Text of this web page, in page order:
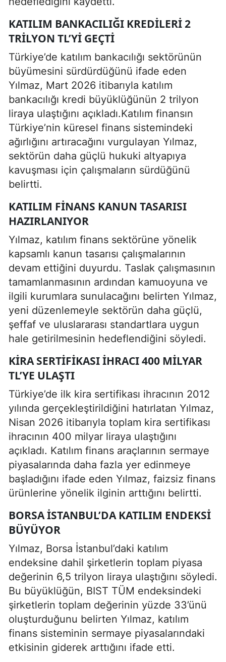
KATILIM BANKACILIĞI KREDILERI 2
TRILYON TL’YI GEÇTI
Türkiye’de katılım bankacılığı sektörünün
büyümesini sürdürdüğünü ifade eden
Yılmaz, Mart 2026 itibarıyla katılım
bankacılığı kredi büyüklüğünün 2 trilyon
liraya ulaştığını açıkladı.Katılım finansın
Türkiye’nin küresel finans sistemindeki
ağırlığını artıracağını vurgulayan Yılmaz,
sektörün daha güçlü hukuki altyapıya
kavuşması için çalışmaların sürdüğünü
belirtti.
KATILIM FINANS KANUN TASARISI
HAZIRLANIYOR
Yılmaz, katılım finans sektörüne yönelik
kapsamlı kanun tasarısı çalışmalarının
devam ettiğini duyurdu. Taslak çalışmasının
tamamlanmasının ardından kamuoyuna ve
ilgili kurumlara sunulacağını belirten Yılmaz,
yeni düzenlemeyle sektörün daha güçlü,
şeffaf ve uluslararası standartlara uygun
hale getirilmesinin hedeflendiğini söyledi.
KIRA SERTIFIKASI IHRACI 400 MILYAR
TL’YE ULAŞTI
Türkiye’de ilk kira sertifikası ihracının 2012
yılında gerçekleştirildiğini hatırlatan Yılmaz,
Nisan 2026 itibarıyla toplam kira sertifikası
ihracının 400 milyar liraya ulaştığını
açıkladı. Katılım finans araçlarının sermaye
piyasalarında daha fazla yer edinmeye
başladığını ifade eden Yılmaz, faizsiz finans
ürünlerine yönelik ilginin arttığını belirtti.
BORSA İSTANBUL’DA KATILIM ENDEKSI
BÜYÜYOR
Yılmaz, Borsa İstanbul’daki katılım
endeksine dahil şirketlerin toplam piyasa
değerinin 6,5 trilyon liraya ulaştığını söyledi.
Bu büyüklüğün, BIST TÜM endeksindeki
şirketlerin toplam değerinin yüzde 33’ünü
oluşturduğunu belirten Yılmaz, katılım
finans sisteminin sermaye piyasalarındaki
etkisinin giderek arttığını ifade etti.